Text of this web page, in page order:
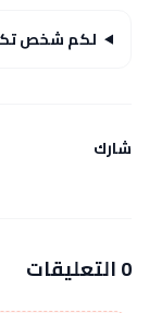
لكم شخص
شارك
0 التعليقات